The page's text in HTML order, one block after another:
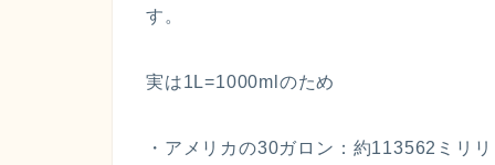
す。
実は1L=1000mlのため
・アメリカの30ガロン：約113562ミリ